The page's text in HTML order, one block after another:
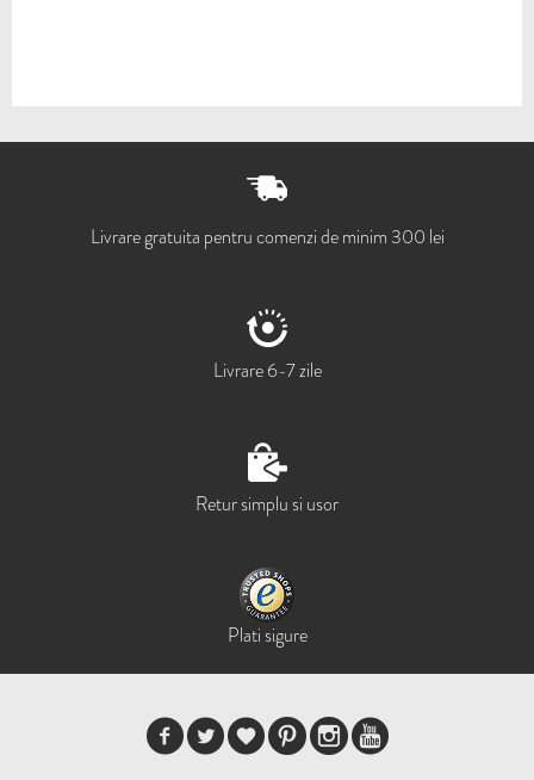
Livrare gratuita pentru comenzi de minim 300 lei
Livrare 6-7 zile
Retur simplu si usor
Plati sigure